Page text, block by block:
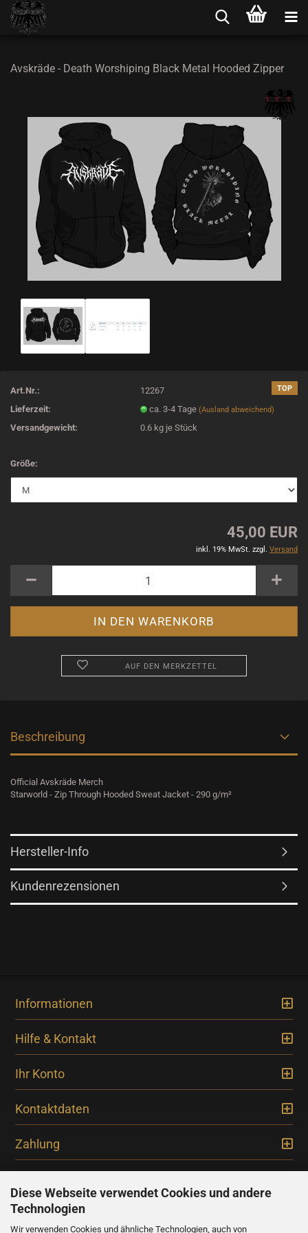
Diese Webseite verwendet Cookies und andere
Technologien
Wir verwenden Cookies und ähnliche Technologien, auch von
Avskräde - Death Worshiping Black Metal Hooded Zipper
TOP
Art.Nr.:
12267
Lieferzeit:
ca. 3-4 Tage(Ausland abweichend)
Versandgewicht: 0.6 kg je Stück
Größe:
45,00 EUR
inkl. 19% MwSt. zzgl. Versand
AUF DEN MERKZETTEL
Beschreibung
Official Avskräde Merch
Starworld - Zip Through Hooded Sweat Jacket - 290 g/m²
Hersteller-Info
Kundenrezensionen
Informationen
Hilfe & Kontakt
Ihr Konto
Kontaktdaten
Zahlung
Newsletter